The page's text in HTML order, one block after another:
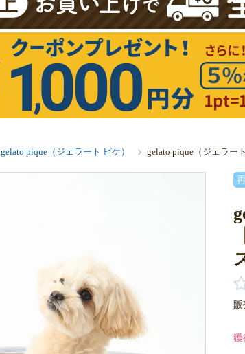
gelato pique（ジェラート ピケ） gelato pique（ジェラー
販
獲